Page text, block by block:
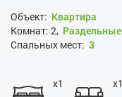
Объект: Квартира
Комнат: 2, Раздельные
Спальных мест: 3
x1 x1